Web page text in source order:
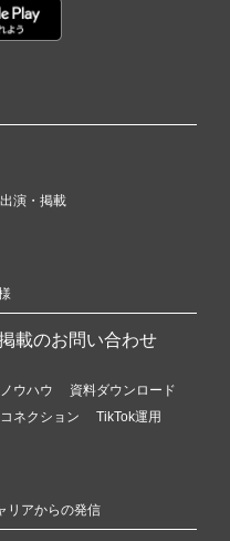
演・掲載
載のお問い合わせ
ウハウ
資料ダウンロード
ネクション
TikTok運用
リアからの発信